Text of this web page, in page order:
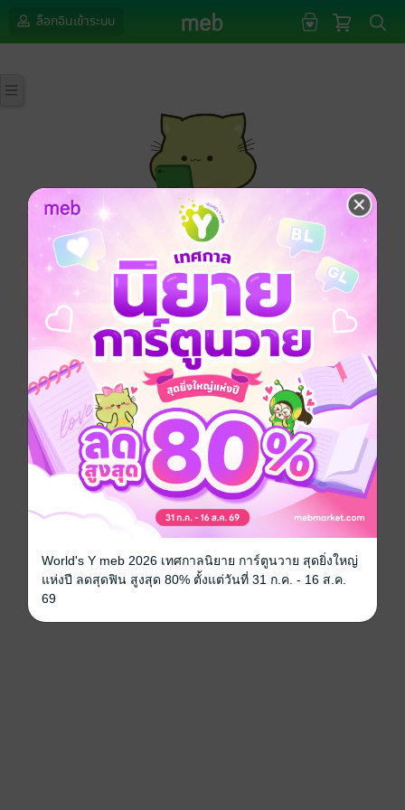
ล็อกอินเข้าระบบ
กรุณาเข้าสู่ระบบก่อนดำเนินรายการด้วยค่ะ
ล็อกอินเข้าระบบ
World's Y meb 2026 เทศกาลนิยาย การ์ตูนวาย สุดยิ่งใหญ่
แห่งปี ลดสุดฟิน สูงสุด 80% ตั้งแต่วันที่ 31 ก.ค. - 16 ส.ค.
69